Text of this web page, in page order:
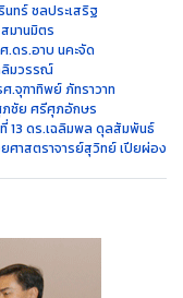
ทร์ ชลประเสริฐ
มานมิตร
ดร.อาบ นคะจัด
ลิมวรรณ์
จุฑาทิพย์ ภัทราวาท
ภชัย ศรีศุภอักษร
13 ดร.เฉลิมพล ดุลสัมพันธ์
ศาสตราจารย์สุวิทย์ เปียผ่อง